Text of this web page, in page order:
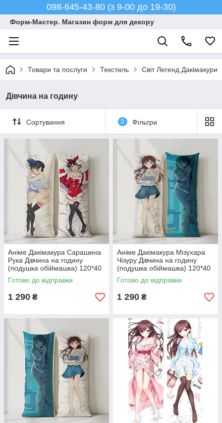
098-645-43-80 (з 9-00 до 19-30)
Форм-Мастер. Магазин форм для декору
Товари та послуги Текстиль Світ Легенд Дакімакури
Дівчина на годину
Сортування 0 Фільтри
Аніме Дакімакура Сарашина
Рука Дівчина на годину
(подушка обіймашка) 120*40
см
Готово до відправки
1 290 ₴
Аніме Дакімакура Мізухара
Чізуру Дівчина на годину
(подушка обіймашка) 120*40
см
Готово до відправки
1 290 ₴